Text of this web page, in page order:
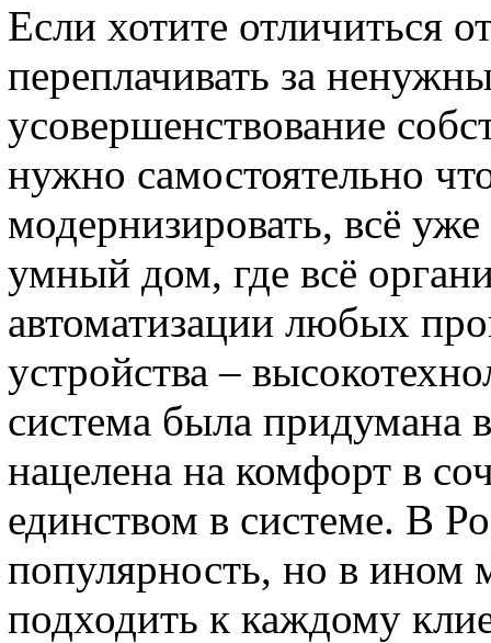
Если хотите отличиться
переплачивать за
усовершенствование
нужно самостоятельно
модернизировать, всё
умный дом, где всё
автоматизации любых
устройства –
система была придумана
нацелена на комфорт в
единством в системе. В
популярность, но в ином
подходить к каждому